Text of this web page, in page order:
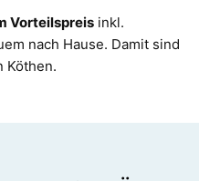
Vorteilspreis inkl.
nach Hause. Damit sind
Köthen.